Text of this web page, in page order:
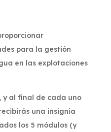
para la gestión
en las explotaciones
y al final de cada uno
una insignia
los 5 módulos (y